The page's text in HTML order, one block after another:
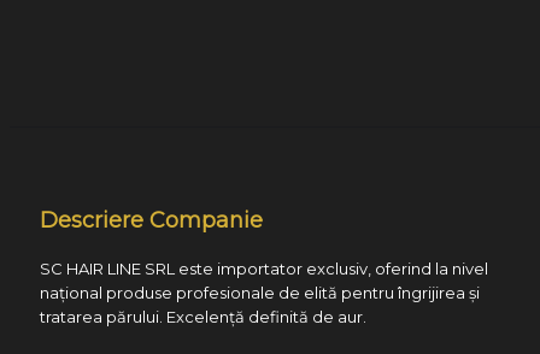
Descriere Companie
SC HAIR LINE SRL este importator exclusiv, oferind la nivel
național produse profesionale de elită pentru îngrijirea și
tratarea părului. Excelență definită de aur.